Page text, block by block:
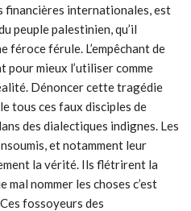
financières internationales, est
peuple palestinien, qu’il
féroce férule. L’empêchant de
pour mieux l’utiliser comme
Dénoncer cette tragédie
tous ces faux disciples de
des dialectiques indignes. Les
et notamment leur
la vérité. Ils flétrirent la
mal nommer les choses c’est
fossoyeurs des